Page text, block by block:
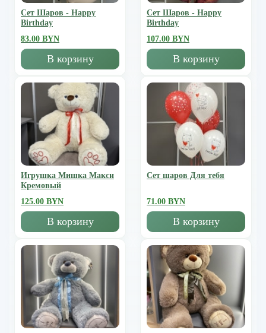
Сет Шаров - Happy
Birthday
83.00 BYN
В корзину
Сет Шаров - Happy
Birthday
107.00 BYN
В корзину
Игрушка Мишка Mакси
Кремовый
125.00 BYN
В корзину
Сет шаров Для тебя
71.00 BYN
В корзину